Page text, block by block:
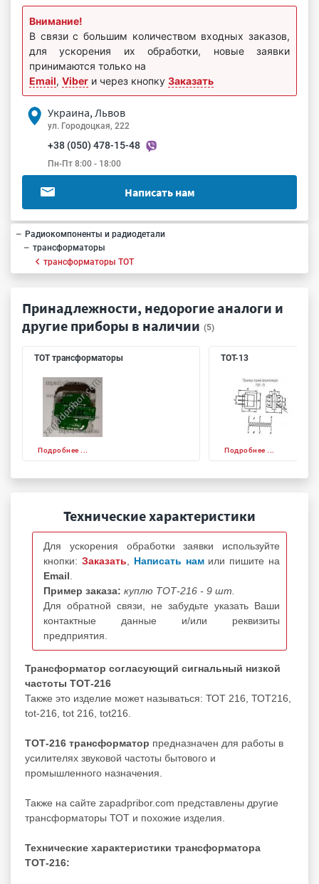
Внимание!
В связи с большим количеством входных заказов,
для ускорения их обработки, новые заявки
принимаются только на
Email, Viber и через кнопку Заказать
Украина, Львов
ул. Городоцкая, 222
+38 (050) 478-15-48
Пн-Пт 8:00 - 18:00
Написать нам
Радиокомпоненты и радиодетали
трансформаторы
трансформаторы ТОТ
Принадлежности, недорогие аналоги и
другие приборы в наличии (5)
ТОТ трансформаторы
Подробнее ...
ТОТ-13
Подробнее ...
Технические характеристики
Для ускорения обработки заявки используйте
кнопки: Заказать Написать нам или пишите на
Email
Пример заказа: куплю ТОТ-216 - 9 шт.
Для обратной связи, не забудьте указать Ваши
контактные данные и/или реквизиты
предприятия.
Трансформатор согласующий сигнальный низкой
частоты ТОТ-216
Также это изделие может называться: ТОТ 216, ТОТ216,
tot-216, tot 216, tot216.
ТОТ-216 трансформатор предназначен для работы в
усилителях звуковой частоты бытового и
промышленного назначения.
Также на сайте zapadpribor.com представлены другие
трансформаторы ТОТ и похожие изделия.
Технические характеристики трансформатора
ТОТ-216: